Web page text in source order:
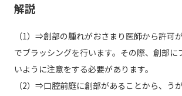
解説
（1）⇒創部の腫れがおさまり医師から許可
でブラッシングを行います。その際、創部に
いように注意をする必要があります。
（2）⇒口腔前庭に創部があることから、う